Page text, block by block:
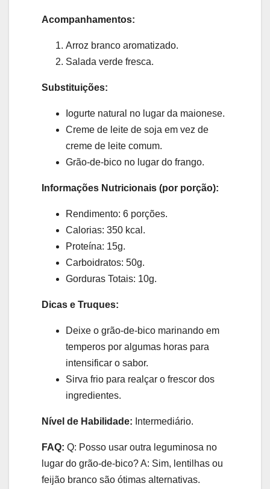
Acompanhamentos:
Arroz branco aromatizado.
Salada verde fresca.
Substituições:
Iogurte natural no lugar da maionese.
Creme de leite de soja em vez de
creme de leite comum.
Grão-de-bico no lugar do frango.
Informações Nutricionais (por porção):
Rendimento: 6 porções.
Calorias: 350 kcal.
Proteína: 15g.
Carboidratos: 50g.
Gorduras Totais: 10g.
Dicas e Truques:
Deixe o grão-de-bico marinando em
temperos por algumas horas para
intensificar o sabor.
Sirva frio para realçar o frescor dos
ingredientes.
Nível de Habilidade: Intermediário.
FAQ: Q: Posso usar outra leguminosa no
lugar do grão-de-bico? A: Sim, lentilhas ou
feijão branco são ótimas alternativas.